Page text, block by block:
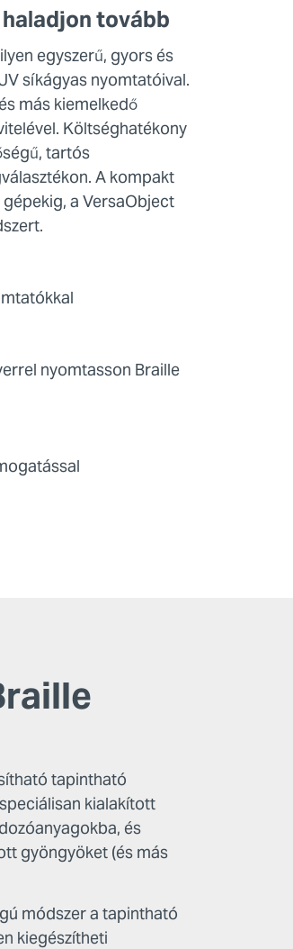
tovább
egyszerű, gyors és
síkágyas nyomtatóival.
más kiemelkedő
Költséghatékony
tartós
A kompakt
a VersaObject
nyomtasson Braille
tapintható
kialakított
és
gyöngyöket (és más
módszer a tapintható
kiegészítheti